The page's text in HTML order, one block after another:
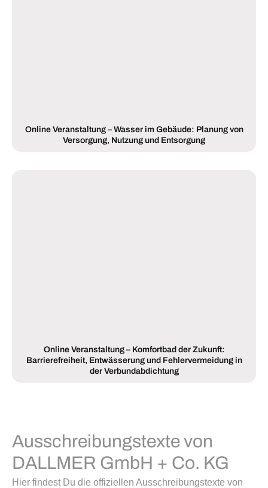
Online Veranstaltung – Wasser im Gebäude: Planung von
Versorgung, Nutzung und Entsorgung
Online Veranstaltung – Komfortbad der Zukunft:
Barrierefreiheit, Entwässerung und Fehlervermeidung in
der Verbundabdichtung
Ausschreibungstexte von
DALLMER GmbH + Co. KG
Hier findest Du die offiziellen Ausschreibungstexte von